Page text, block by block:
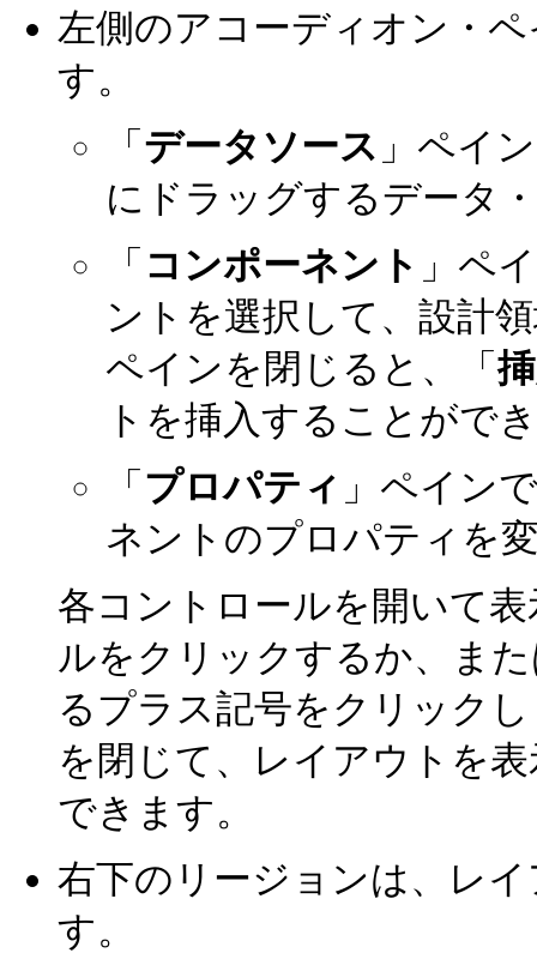
左側のアコーディオン・
す。
「 データソース 」ペイ
にドラッグするデータ
「 コンポーネント 」ペ
ントを選択して、設計
ペインを閉じると、「
トを挿入することがで
「 プロパティ 」ペイン
ネントのプロパティを
各コントロールを開いて
ルをクリックするか、ま
るプラス記号をクリック
を閉じて、レイアウトを
できます。
右下のリージョンは、レ
す。